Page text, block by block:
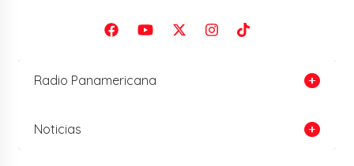
Radio Panamericana
Noticias